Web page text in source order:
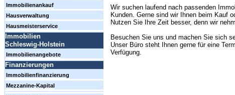
Wir suchen laufend nach passenden
Kunden. Gerne sind wir Ihnen beim Kauf
Nutzen Sie Ihre Zeit besser, denn wir
Besuchen Sie uns und machen Sie sich
Unser Büro steht Ihnen gerne für eine
Verfügung.
Immobilienankauf
Hausverwaltung
Hausmeisterservice
Immobilien
Schleswig-Holstein
Immobilienangebote
Finanzierungen
Immobilienfinanzierung
Mezzanine-Kapital